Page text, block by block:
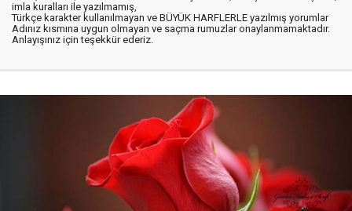
imla kuralları ile yazılmamış,
Türkçe karakter kullanılmayan ve BÜYÜK HARFLERLE yazılmış yorumlar
Adınız kısmına uygun olmayan ve saçma rumuzlar onaylanmamaktadır.
Anlayışınız için teşekkür ederiz.